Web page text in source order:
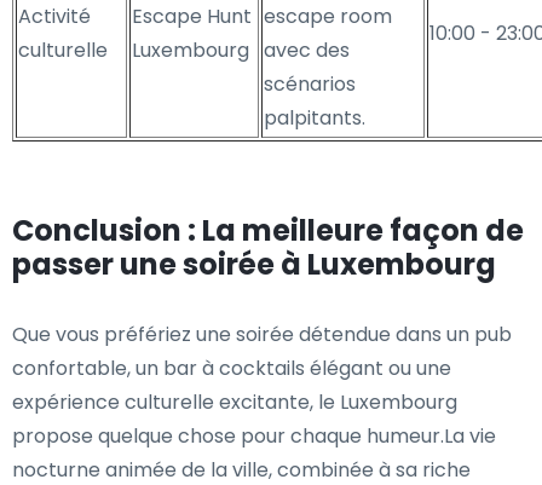
Activité
culturelle
Escape Hunt
Luxembourg
escape room
avec des
scénarios
palpitants.
10:00 -
Conclusion : La meilleure façon de
passer une soirée à Luxembourg
Que vous préfériez une soirée détendue dans un pub
confortable, un bar à cocktails élégant ou une
expérience culturelle excitante, le Luxembourg
propose quelque chose pour chaque humeur.La vie
nocturne animée de la ville, combinée à sa riche